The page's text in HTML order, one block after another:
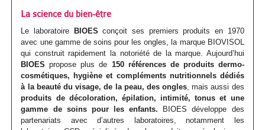
Crèmes
teintées
et
BB
crèmes
Crèmes
Par
action
Visage
Anti-
âge
Anti-
tâches
/
Eclat
Par
type
de
peau
Visage
Peau
jeune
ou
acnéique
teint
BB
crème
Soins
teintés
Poudre
Les
yeux
Maquillage
Mascara
Crayon
Fard
paupières
Soins
Jambes
et
Corps
Maquillage
Covermark
Les
Rouge
soins
corps
&
bain
Corps
douche
Bain
Savons
Gommages
Laits
Soins
spécifiques
Enfant
Homme
Les
soins
cheveux
Cheveux
Shampoings
Après-
shampoings
Soins
&
Par
type
Cheveux
colorés
MINCEUR MINCEUR
Les
soins
minceur
Minceur
Crèmes
minceur
Compléments
alimentaires
Soins
Femme
SOLAIRE SOLAIRE
Les
soins
solaires
Solaire
Crèmes
solaires
Huiles
HOMME HOMME
Par
type
Homme
Crèmes
visage
BÉBÉ BÉBÉ
Par
Accessoires
Bouillottes
COMPLÉMENTS COMPLÉMENTS
Vous n'êtes pas encore
inscrit ?
> S'inscrire
MON PANIER
La science du bien-être
Le laboratoire BIOESconçoit ses premiers produits en 1970
avec une gamme de soins pour les ongles, la marque BIOVISOL
qui construit rapidement la notoriété de la marque. Aujourd’hui
BIOES propose plus de 150 références de produits dermo-
cosmétiques, hygiène et compléments nutritionnels dédiés
à la beauté du visage, de la peau, des ongles, mais aussi des
produits de décoloration, épilation, intimité, tonus et une
gamme de soins pour les enfants. BIOES développe des
partenariats avec d’autres laboratoires, notamment les